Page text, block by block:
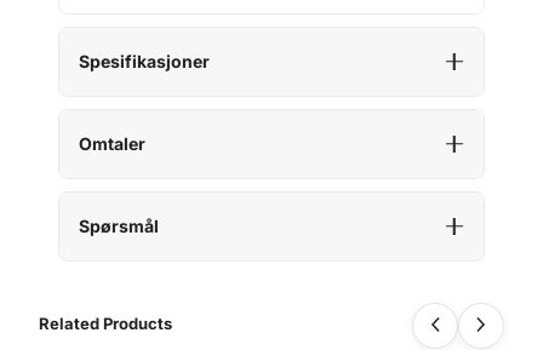
Spesifikasjoner
Omtaler
Spørsmål
Related Products